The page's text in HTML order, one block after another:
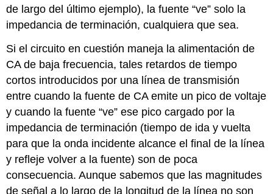
de largo del último ejemplo), la fuente “ve” solo la
impedancia de terminación, cualquiera que sea.
Si el circuito en cuestión maneja la alimentación de
CA de baja frecuencia, tales retardos de tiempo
cortos introducidos por una línea de transmisión
entre cuando la fuente de CA emite un pico de voltaje
y cuando la fuente “ve” ese pico cargado por la
impedancia de terminación (tiempo de ida y vuelta
para que la onda incidente alcance el final de la línea
y refleje volver a la fuente) son de poca
consecuencia. Aunque sabemos que las magnitudes
de señal a lo largo de la longitud de la línea no son